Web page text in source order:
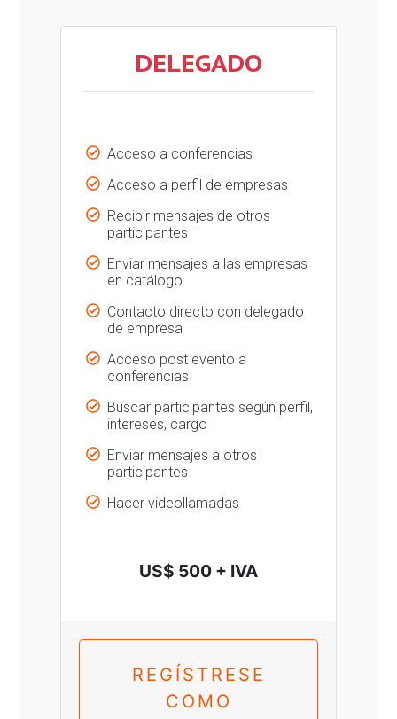
DELEGADO
Acceso a conferencias
Acceso a perfil de empresas
Recibir mensajes de otros
participantes
Enviar mensajes a las empresas
en catálogo
Contacto directo con delegado
de empresa
Acceso post evento a
conferencias
Buscar participantes según perfil,
intereses, cargo
Enviar mensajes a otros
participantes
Hacer videollamadas
US$ 500 + IVA
REGÍSTRESE
COMO